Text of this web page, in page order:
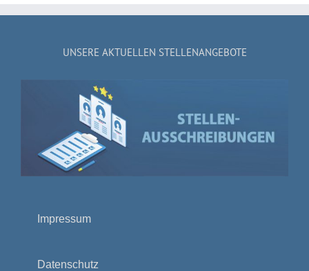
UNSERE AKTUELLEN STELLENANGEBOTE
Impressum
Datenschutz